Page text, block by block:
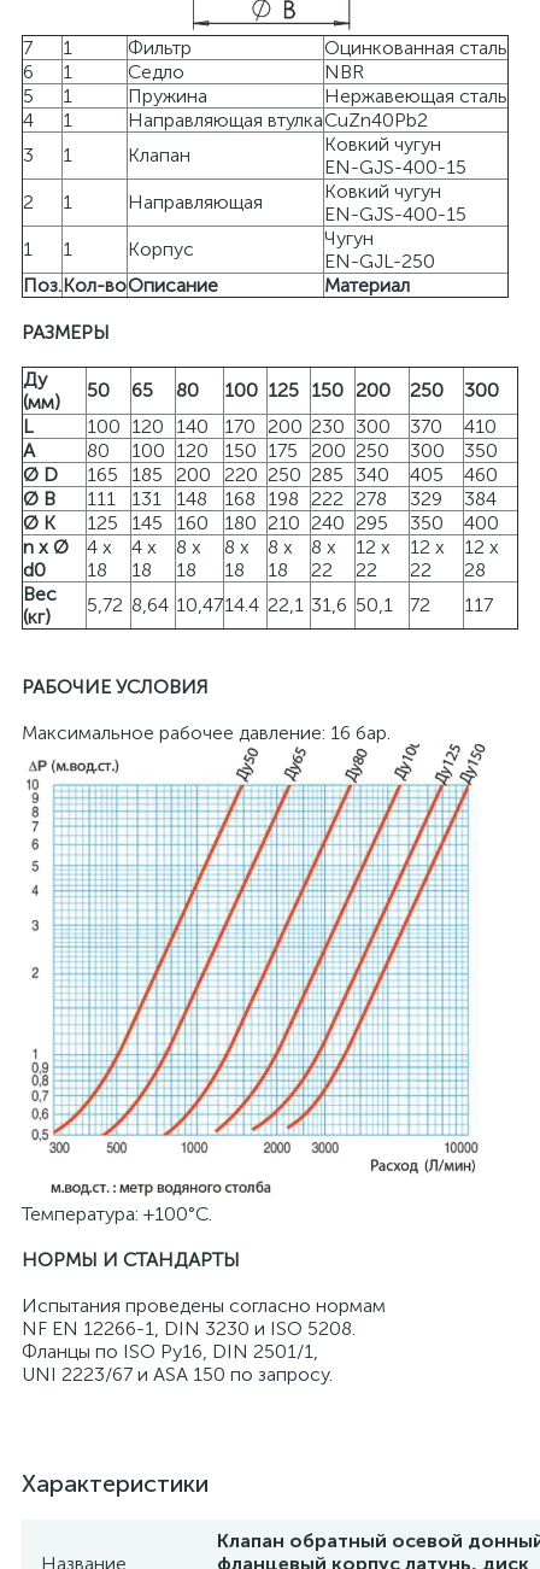
7 1 Фильтр
Оцинкованная сталь
6
1 Седло
NBR
5
1 Пружина
Нержавеющая сталь
4
1 Направляющая втулкаCuZn40Pb2
3
1 Клапан
Ковкий чугун
EN-GJS-400-15
2
1 Направляющая
Ковкий чугун
EN-GJS-400-15
1
1 Корпус
Чугун
EN-GJL-250
Поз.Кол-воОписание Материал
РАЗМЕРЫ
Ду
(мм)
50 65 80 100 125 150 200 250
300
L
100 120 140 170 200 230 300 370
410
A
80 100 120 150 175 200 250 300
350
Ø D
165 185 200 220 250 285 340 405
460
Ø B
111 131 148 168 198 222 278 329
384
Ø K
125 145 160 180 210 240 295 350
400
n x Ø
d0
4 x
18
4 x
18
8 x
18
8 x
18
8 x
18
8 x
22
12 x
22
12 x
22
12 x
28
Bec
(кг)
5,72 8,64 10,4714.4 22,1 31,6 50,1 72 117
РАБОЧИЕ УСЛОВИЯ
Максимальное рабочее давление: 16 бар.
Температура: +100°C.
НОРМЫ И СТАНДАРТЫ
Испытания проведены согласно нормам
NF EN 12266-1, DIN 3230 и ISO 5208.
Фланцы по ISO Ру16, DIN 2501/1,
UNI 2223/67 и ASA 150 по запросу.
Характеристики
Название
Клапан обратный осевой
фланцевый корпус латунь, диск